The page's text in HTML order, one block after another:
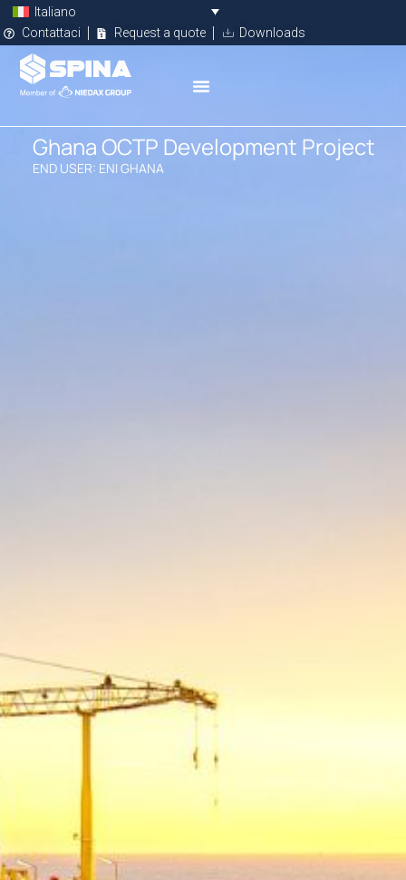
Italiano
Contattaci
Request a quote Downloads
Ghana OCTP Development Project
END USER: ENI GHANA